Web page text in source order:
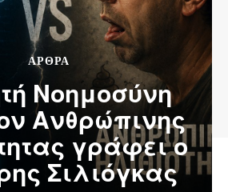
ΑΡΘΡΑ
Νοημοσύνη
Ανθρώπινης
γράφει ο
Σιλιόγκας